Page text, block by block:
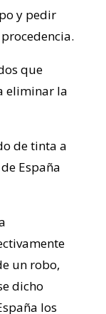
y pedir
que
eliminar la
de tinta a
España
un robo,
dicho
los